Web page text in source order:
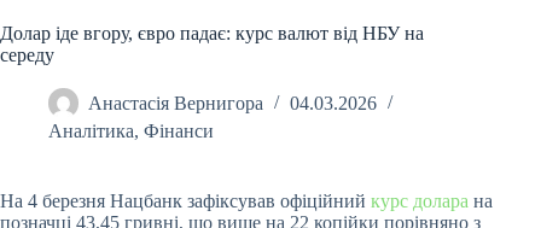
Долар іде вгору, євро падає: курс валют від НБУ на
середу
Анастасія Вернигора
04.03.2026
Аналітика, Фінанси
На 4 березня Нацбанк зафіксував офіційний курс долара на
позначці 43,45 гривні, що вище на 22 копійки порівняно з